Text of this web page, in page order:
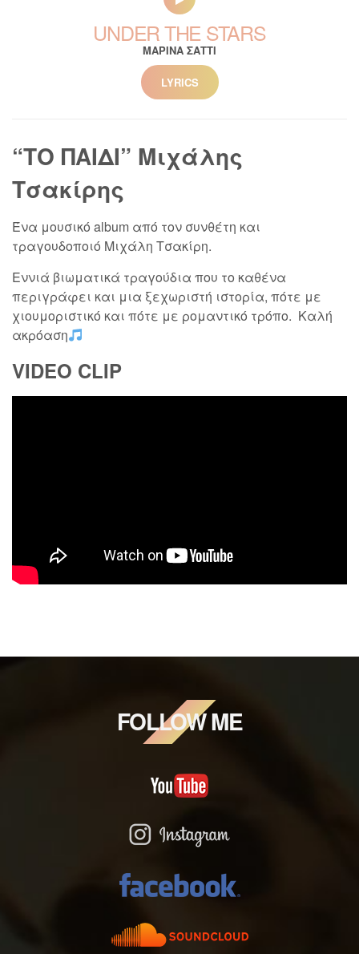
UNDER THE STARS
ΜΑΡΙΝΑ ΣΑΤΤΙ
LYRICS
“ΤΟ ΠΑΙΔΙ” Μιχάλης
Τσακίρης
Ένα μουσικό album από τον συνθέτη και
τραγουδοποιό Μιχάλη Τσακίρη.
Εννιά βιωματικά τραγούδια που το καθένα
περιγράφει και μια ξεχωριστή ιστορία, πότε με
χιουμοριστικό και πότε με ρομαντικό τρόπο. Καλή
ακρόαση
VIDEO CLIP
FOLLOW ME